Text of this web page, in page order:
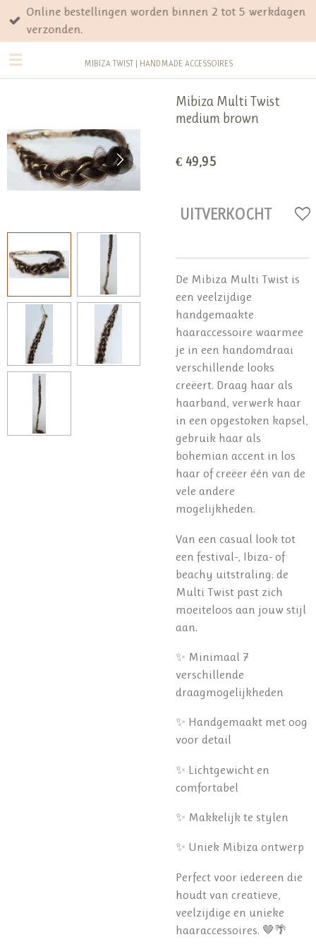
Ga
direct
naar
de
MIBIZA TWIST | HANDMADE ACCESSOIRES
Online bestellingen worden binnen 2 tot 5 werkdagen
verzonden.
Mibiza Multi Twist
medium brown
€ 49,95
UITVERKOCHT
De Mibiza Multi Twist is
een veelzijdige
handgemaakte
haaraccessoire waarmee
je in een handomdraai
verschillende looks
creëert. Draag haar als
haarband, verwerk haar
in een opgestoken kapsel,
gebruik haar als
bohemian accent in los
haar of creëer één van de
vele andere
mogelijkheden.
Van een casual look tot
een festival-, Ibiza- of
beachy uitstraling: de
Multi Twist past zich
moeiteloos aan jouw stijl
aan.
✨ Minimaal 7
verschillende
draagmogelijkheden
✨ Handgemaakt met oog
voor detail
✨ Lichtgewicht en
comfortabel
✨ Makkelijk te stylen
✨ Uniek Mibiza ontwerp
Perfect voor iedereen die
houdt van creatieve,
veelzijdige en unieke
haaraccessoires. 🤎🌴